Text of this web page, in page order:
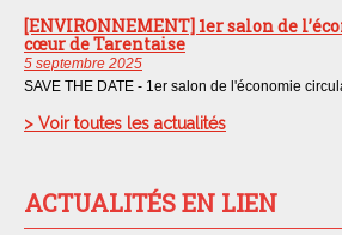
[ENVIRONNEMENT] 1er salon de
cœur de Tarentaise
5 septembre 2025
SAVE THE DATE - 1er salon de l'économie
> Voir toutes les actualités
ACTUALITÉS EN LIEN